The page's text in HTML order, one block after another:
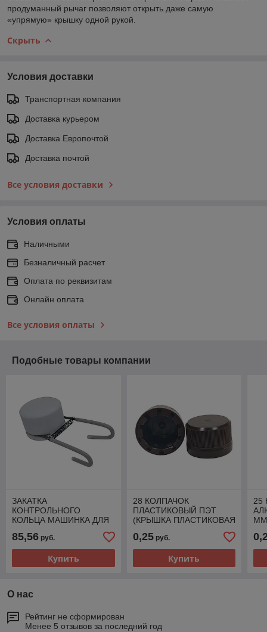
продуманный рычаг позволяют открыть даже самую
«упрямую» крышку одной рукой.
Скрыть
Условия доставки
Транспортная компания
Доставка курьером
Доставка Европочтой
Доставка почтой
Все условия доставки
Условия оплаты
Наличными
Безналичный расчет
Оплата по реквизитам
Онлайн оплата
Все условия оплаты
Подобные товары компании
ЗАКАТКА
КОНТРОЛЬНОГО
КОЛЬЦА МАШИНКА ДЛЯ
АЛЮМИНИЕВОГО
КОЛПАЧКА 31,5ММ
ЗАКУПОРИВАТЕЛЬ
КОЛПАЧКОВ С
85,56 руб.
Купить
28 КОЛПАЧОК
ПЛАСТИКОВЫЙ ПЭТ
(КРЫШКА ПЛАСТИКОВАЯ
ВИНТОВЫХ) 28*18ММ
КОРИЧНЕВЫЙ, С
ЗУБЧИКАМИ
0,25руб.
Купить
25
О нас
Рейтинг не сформирован
Менее 5 отзывов за последний год